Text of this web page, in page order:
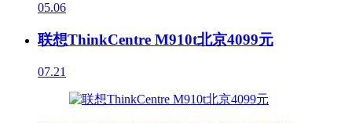
05.06
联想ThinkCentre M910t北京4099元
07.21